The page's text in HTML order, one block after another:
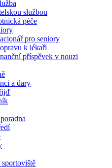
službou
péče
pro seniory
k lékaři
příspěvek v nouzi
a dary
sportoviště